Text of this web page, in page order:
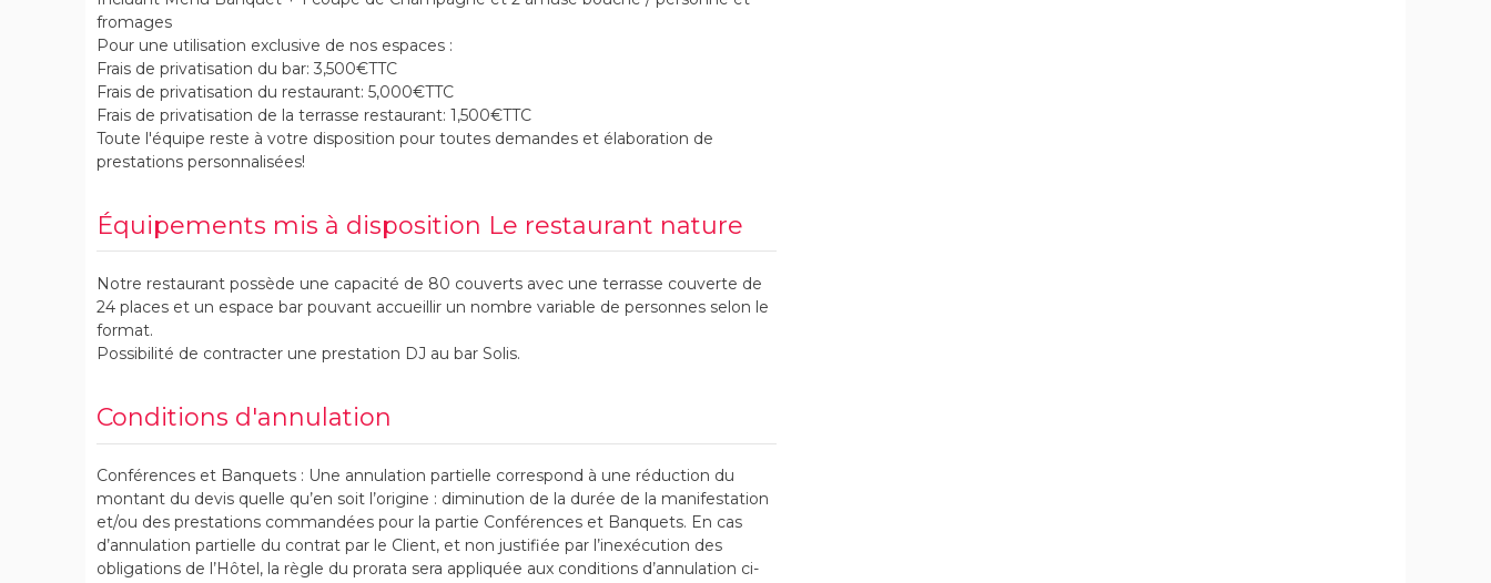
fromages
Pour une utilisation exclusive de nos espaces :
Frais de privatisation du bar: 3,500€TTC
Frais de privatisation du restaurant: 5,000€TTC
Frais de privatisation de la terrasse restaurant: 1,500€TTC
Toute l'équipe reste à votre disposition pour toutes demandes et élaboration de
prestations personnalisées!
Équipements mis à disposition Le restaurant nature
Notre restaurant possède une capacité de 80 couverts avec une terrasse couverte de
24 places et un espace bar pouvant accueillir un nombre variable de personnes selon le
format.
Possibilité de contracter une prestation DJ au bar Solis.
Conditions d'annulation
Conférences et Banquets : Une annulation partielle correspond à une réduction du
montant du devis quelle qu’en soit l’origine : diminution de la durée de la manifestation
et/ou des prestations commandées pour la partie Conférences et Banquets. En cas
d’annulation partielle du contrat par le Client, et non justifiée par l’inexécution des
obligations de l’Hôtel, la règle du prorata sera appliquée aux conditions d’annulation ci-